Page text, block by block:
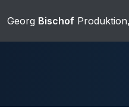
Hauptinhalt springen
Zur Suche springen
Zur Hauptnavigation
Georg Bischof